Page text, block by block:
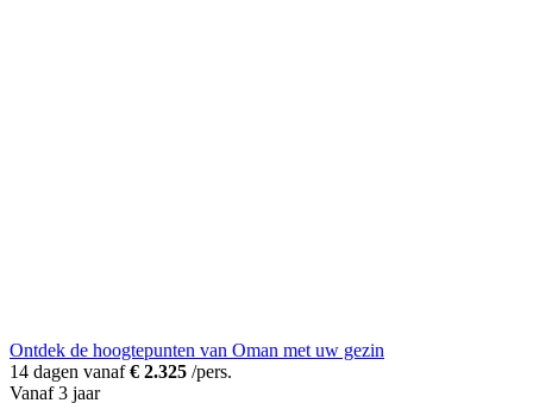
Ontdek de hoogtepunten van Oman met uw gezin
14 dagen vanaf€ 2.325 /pers.
Vanaf 3 jaar